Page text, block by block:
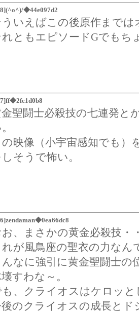
◆44e097d2
ういえばこの後原作まで
れともエピソードGでもち
聖闘士必殺技の七連発と
の映像（小宇宙感知でも
そうで怖い。
、まさかの黄金必殺技・
れが風鳥座の聖衣の力なん
んなに強引に黄金聖闘士
すわな～。
も、クライオスはケロッと
のクライオスの成長とド